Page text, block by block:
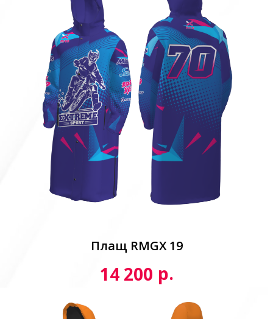
Плащ RMGX 19
14 200 р.